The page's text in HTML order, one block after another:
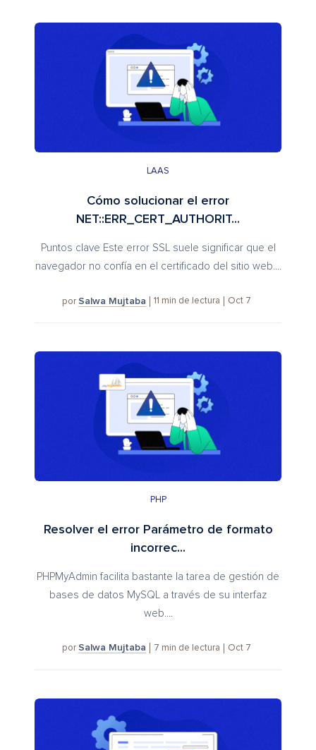
LAAS
Cómo solucionar el error
NET::ERR_CERT_AUTHORIT...
Puntos clave Este error SSL suele significar que el
navegador no confía en el certificado del sitio web....
por Salwa Mujtaba 11 min de lectura Oct 7
PHP
Resolver el error Parámetro de formato
incorrec...
PHPMyAdmin facilita bastante la tarea de gestión de
bases de datos MySQL a través de su interfaz
web....
por Salwa Mujtaba 7 min de lectura Oct 7